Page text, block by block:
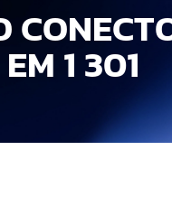
EM 1 301